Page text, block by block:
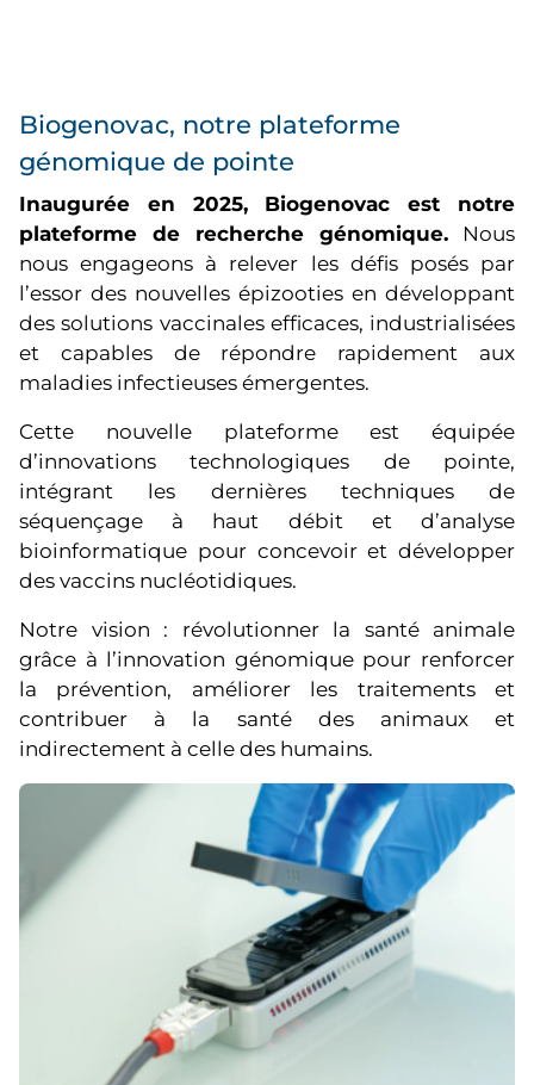
Biogenovac, notre plateforme
génomique de pointe
Inaugurée en 2025, Biogenovac est notre
plateforme de recherche génomique. Nous
nous engageons à relever les défis posés par
l’essor des nouvelles épizooties en développant
des solutions vaccinales efficaces, industrialisées
et capables de répondre rapidement aux
maladies infectieuses émergentes.
Cette nouvelle plateforme est équipée
d’innovations technologiques de pointe,
intégrant les dernières techniques de
séquençage à haut débit et d’analyse
bioinformatique pour concevoir et développer
des vaccins nucléotidiques.
Notre vision : révolutionner la santé animale
grâce à l’innovation génomique pour renforcer
la prévention, améliorer les traitements et
contribuer à la santé des animaux et
indirectement à celle des humains.